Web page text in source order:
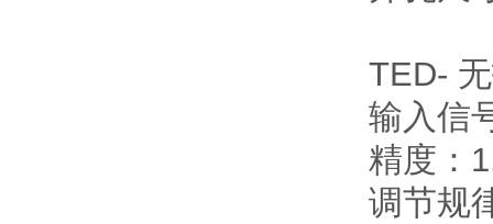
TED-
输入信
精度：
调节规